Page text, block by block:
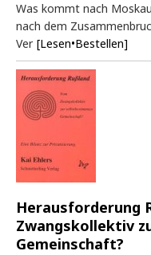
Was kommt nach
nach dem
Ver [Lesen•Bestellen]
Herausforderung
Zwangskollektiv
Gemeinschaft?